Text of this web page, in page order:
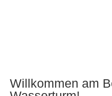
Willkommen am